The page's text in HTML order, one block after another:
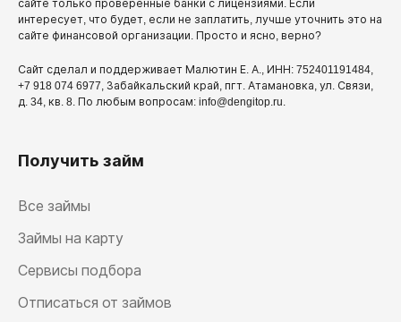
сайте только проверенные банки с лицензиями. Если
интересует, что будет, если не заплатить, лучше уточнить это на
сайте финансовой организации. Просто и ясно, верно?
Сайт сделал и поддерживает Малютин Е. А., ИНН: 752401191484,
+7 918 074 6977, Забайкальский край, пгт. Атамановка, ул. Связи,
д. 34, кв. 8. По любым вопросам: info@dengitop.ru.
Получить займ
Все займы
Займы на карту
Сервисы подбора
Отписаться от займов